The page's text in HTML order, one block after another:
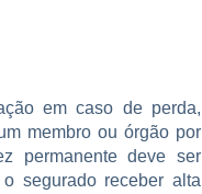
em caso de perda,
membro ou órgão por
permanente deve ser
segurado receber alta